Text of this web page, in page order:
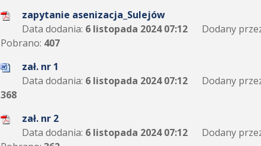
zapytanie asenizacja_Sulejów
Data dodania: 6 listopada 2024 07:12 Dodany
Pobrano: 407
zał. nr 1
Data dodania: 6 listopada 2024 07:12 Dodany
368
zał. nr 2
Data dodania: 6 listopada 2024 07:12 Dodany